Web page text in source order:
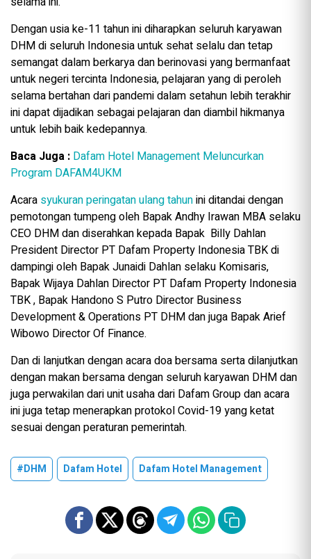
Dengan usia ke-11 tahun ini diharapkan seluruh karyawan
DHM di seluruh Indonesia untuk sehat selalu dan tetap
semangat dalam berkarya dan berinovasi yang bermanfaat
untuk negeri tercinta Indonesia, pelajaran yang di peroleh
selama bertahan dari pandemi dalam setahun lebih terakhir
ini dapat dijadikan sebagai pelajaran dan diambil hikmanya
untuk lebih baik kedepannya.
Baca Juga : Dafam Hotel Management Meluncurkan
Program DAFAM4UKM
Acara syukuran peringatan ulang tahunini ditandai dengan
pemotongan tumpeng oleh Bapak Andhy Irawan MBA selaku
CEO DHM dan diserahkan kepada Bapak Billy Dahlan
President Director PT Dafam Property Indonesia TBK di
dampingi oleh Bapak Junaidi Dahlan selaku Komisaris,
Bapak Wijaya Dahlan Director PT Dafam Property Indonesia
TBK , Bapak Handono S Putro Director Business
Development & Operations PT DHM dan juga Bapak Arief
Wibowo Director Of Finance.
Dan di lanjutkan dengan acara doa bersama serta dilanjutkan
dengan makan bersama dengan seluruh karyawan DHM dan
juga perwakilan dari unit usaha dari Dafam Group dan acara
ini juga tetap menerapkan protokol Covid-19 yang ketat
sesuai dengan peraturan pemerintah.
#DHM Dafam Hotel Dafam Hotel Management